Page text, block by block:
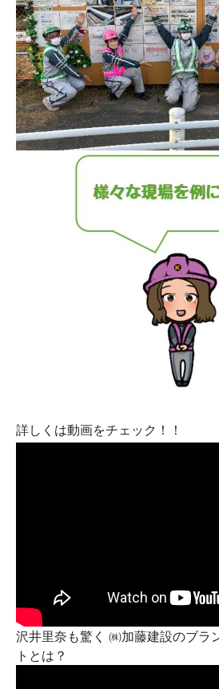
詳しくは動画をチェック！！
沢井里奈も驚く ㈱加藤建設のブラ
トとは？